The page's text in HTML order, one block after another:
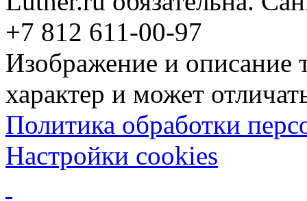
+7 812 611-00-97
Изображение и описание
характер и может
Политика обработки
Настройки cookies